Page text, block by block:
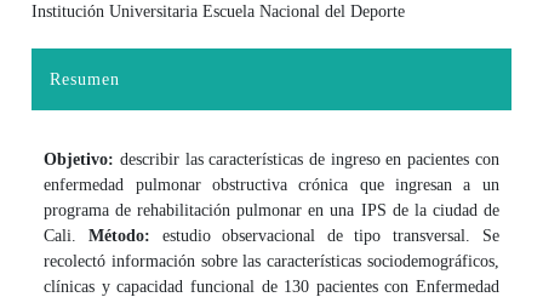
Institución Universitaria Escuela Nacional del Deporte
Resumen
Objetivo: describir las características de ingreso en pacientes con
enfermedad pulmonar obstructiva crónica que ingresan a un
programa de rehabilitación pulmonar en una IPS de la ciudad de
Cali. Método: estudio observacional de tipo transversal. Se
recolectó información sobre las características sociodemográficos,
clínicas y capacidad funcional de 130 pacientes con Enfermedad